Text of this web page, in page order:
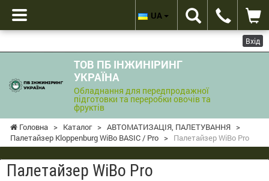
Вхід
ТОВ ПБ ІНЖИНІРИНГ
УКРАЇНА
Обладнання для передпродажної
підготовки та переробки овочів та
фруктів
UA
Головна > Каталог > АВТОМАТИЗАЦІЯ, ПАЛЕТУВАННЯ >
Палетайзер Kloppenburg WiBo BASIC / Pro > Палетайзер WiBo Pro
Палетайзер WiBo Pro